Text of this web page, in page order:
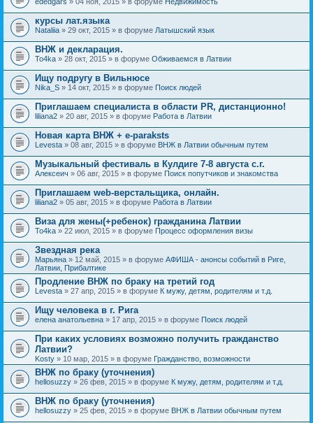
курсы лат.языка
Nataliia » 29 окт, 2015 » в форуме Латышский язык
ВНЖ и декларация.
To4ka » 28 окт, 2015 » в форуме Обживаемся в Латвии
Ищу подругу в Вильнюсе
Nika_S » 14 окт, 2015 » в форуме Поиск людей
Приглашаем специалиста в области PR, дистанционно!
liliana2 » 20 авг, 2015 » в форуме Работа в Латвии
Новая карта ВНЖ + e-paraksts
Levesta » 08 авг, 2015 » в форуме ВНЖ в Латвии обычным путем
Музыкальный фестиваль в Кулдиге 7-8 августа с.г.
Алексеич » 06 авг, 2015 » в форуме Поиск попутчиков и знакомства
Приглашаем web-верстальщика, онлайн.
liliana2 » 05 авг, 2015 » в форуме Работа в Латвии
Виза для жены(+ребенок) гражданина Латвии
To4ka » 22 июл, 2015 » в форуме Процесс оформления визы
Звездная река
Марьяна » 12 май, 2015 » в форуме АФИША - анонсы событий в Риге,
Латвии, Прибалтике
Продление ВНЖ по браку на третий год
Levesta » 27 апр, 2015 » в форуме К мужу, детям, родителям и т.д.
Ищу человека в г. Рига
елена анатольевна » 17 апр, 2015 » в форуме Поиск людей
При каких условиях возможно получить гражданство
Латвии?
Kosty » 10 мар, 2015 » в форуме Гражданство, возможности
ВНЖ по браку (уточнения)
hellosuzzy » 26 фев, 2015 » в форуме К мужу, детям, родителям и т.д.
ВНЖ по браку (уточнения)
hellosuzzy » 25 фев, 2015 » в форуме ВНЖ в Латвии обычным путем